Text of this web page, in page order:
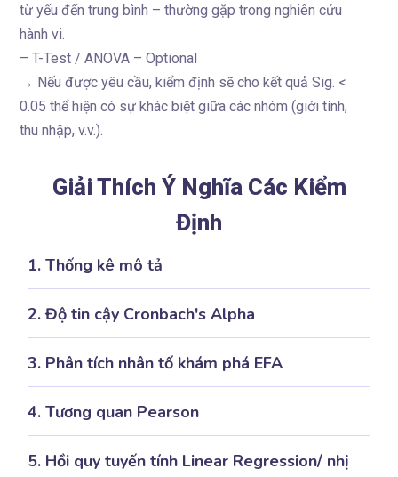
từ yếu đến trung bình – thường gặp trong nghiên cứu
hành vi.
– T-Test / ANOVA – Optional
→ Nếu được yêu cầu, kiểm định sẽ cho kết quả Sig. <
0.05 thể hiện có sự khác biệt giữa các nhóm (giới tính,
thu nhập, v.v.).
Giải Thích Ý Nghĩa Các Kiểm
Định
1. Thống kê mô tả
2. Độ tin cậy Cronbach's Alpha
3. Phân tích nhân tố khám phá EFA
4. Tương quan Pearson
5. Hồi quy tuyến tính Linear Regression/ nhị